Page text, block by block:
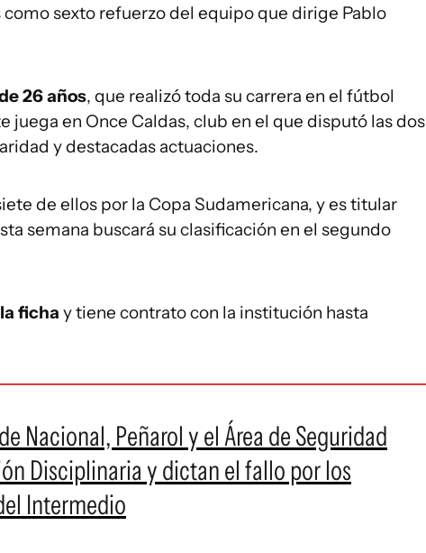
sexto refuerzo del equipo que dirige Pablo
26 años, que realizó toda su carrera en el fútbol
juega en Once Caldas, club en el que disputó las dos
y destacadas actuaciones.
de ellos por la Copa Sudamericana, y es titular
semana buscará su clasificación en el segundo
ficha y tiene contrato con la institución hasta
Nacional, Peñarol y el Área de Seguridad
Disciplinaria y dictan el fallo por los
Intermedio